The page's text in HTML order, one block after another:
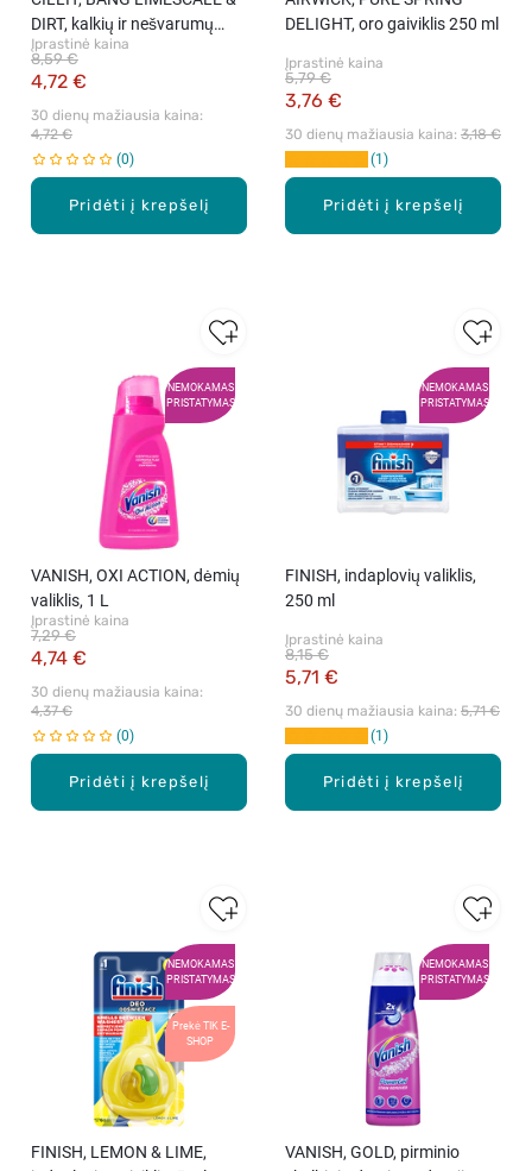
Pridėti į krepšelį
DIRT, kalkių ir nešvarumų
valiklis, 750 ml
Įprastinė kaina
4,72 €
8,59 €
30 dienų mažiausia kaina:
4,72 €
0
Pridėti į krepšelį
DELIGHT, oro gaiviklis 250 ml
Įprastinė kaina
3,76 €
5,79 €
30 dienų mažiausia kaina: 3,18 €
1
NEMOKAMAS
PRISTATYMAS
Pridėti į krepšelį
VANISH, OXI ACTION, dėmių
valiklis, 1 L
Įprastinė kaina
4,74 €
7,29 €
30 dienų mažiausia kaina:
4,37 €
0
NEMOKAMAS
PRISTATYMAS
Pridėti į krepšelį
FINISH, indaplovių valiklis,
250 ml
Įprastinė kaina
5,71 €
8,15 €
30 dienų mažiausia kaina: 5,71 €
1
NEMOKAMAS
PRISTATYMAS
Prekė TIK E-
SHOP
FINISH, LEMON & LIME,
NEMOKAMAS
PRISTATYMAS
VANISH, GOLD, pirminio